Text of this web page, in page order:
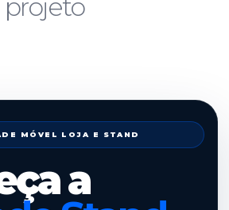
projeto
MÓVEL LOJA E STAND
a